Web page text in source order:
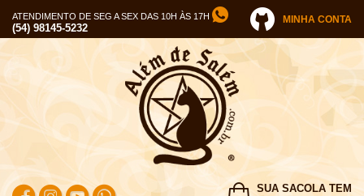
ATENDIMENTO DE SEG A SEX DAS 10H ÀS 17H
(54) 98145-5232
MINHA CONTA
SUA SACOLA TEM